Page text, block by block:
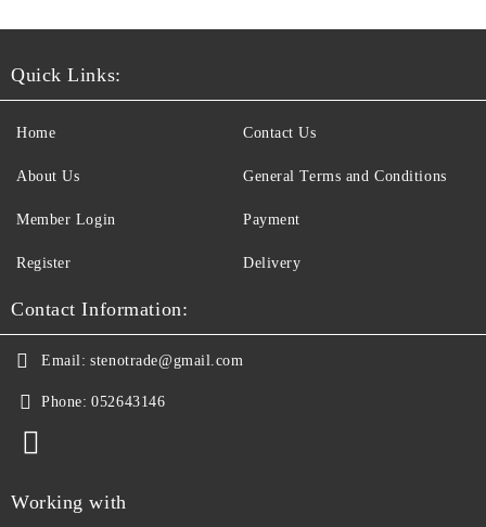
Quick Links:
Home
About Us
Member Login
Register
Contact Us
General Terms and Conditions
Payment
Delivery
Contact Information:
Email: stenotrade@gmail.com
Phone: 052643146
Working with